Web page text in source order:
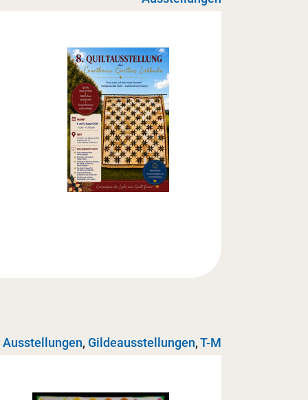
Ausstellungen, Gildeausstellungen,T-M